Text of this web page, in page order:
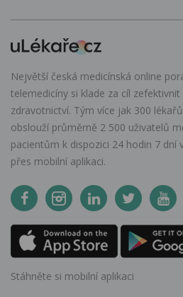
Největší česká medicínská online
telemedicíny si klade za cíl
zdravotnictví. Tým více jak 300
obslouží průměrně 2 500 uživatelů
pacientům k dispozici 24 hodin 7 dní
přes mobilní aplikaci.
Stáhněte si mobilní aplikaci